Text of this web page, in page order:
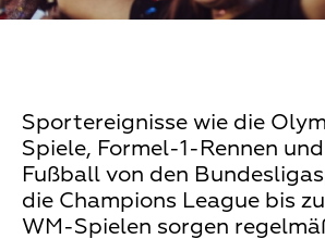
Sportereignisse wie die
Spiele, Formel-1-Rennen
Fußball von den
die Champions League bis
WM-Spielen sorgen